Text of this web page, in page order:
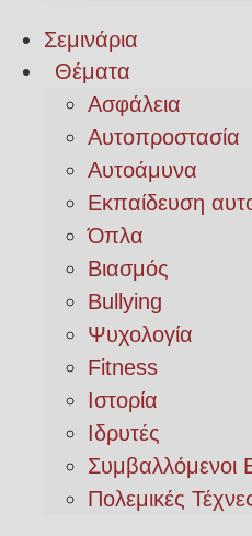
Σεμινάρια
Θέματα
Ασφάλεια
Αυτοπροστασία
Αυτοάμυνα
Εκπαίδευση
Όπλα
Βιασμός
Bullying
Ψυχολογία
Fitness
Ιστορία
Ιδρυτές
Συμβαλλόμενοι
Πολεμικές